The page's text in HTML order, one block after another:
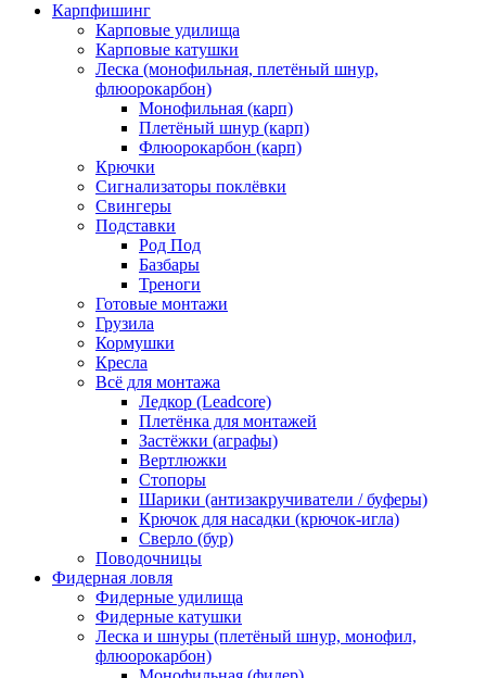
Карпфишинг
Карповые удилища
Карповые катушки
Леска (монофильная, плетёный шнур,
флюорокарбон)
Монофильная (карп)
Плетёный шнур (карп)
Флюорокарбон (карп)
Крючки
Сигнализаторы поклёвки
Свингеры
Подставки
Род Под
Базбары
Треноги
Готовые монтажи
Грузила
Кормушки
Кресла
Всё для монтажа
Ледкор (Leadcore)
Плетёнка для монтажей
Застёжки (аграфы)
Вертлюжки
Стопоры
Шарики (антизакручиватели / буферы)
Крючок для насадки (крючок-игла)
Сверло (бур)
Поводочницы
Фидерная ловля
Фидерные удилища
Фидерные катушки
Леска и шнуры (плетёный шнур, монофил,
флюорокарбон)